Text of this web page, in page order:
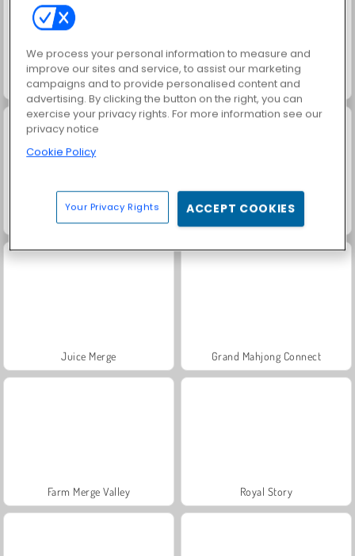
Fashion Princess - Dress Up for Girls Jewel Garden Story
Masha and the Bear: Meadows
Juice Merge Grand Mahjong Connect
Farm Merge Valley Royal Story
We process your personal information to measure and
improve our sites and service, to assist our marketing
campaigns and to provide personalised content and
advertising. By clicking the button on the right, you can
exercise your privacy rights. For more information see our
privacy notice
Cookie Policy
Your Privacy Rights ACCEPT COOKIES